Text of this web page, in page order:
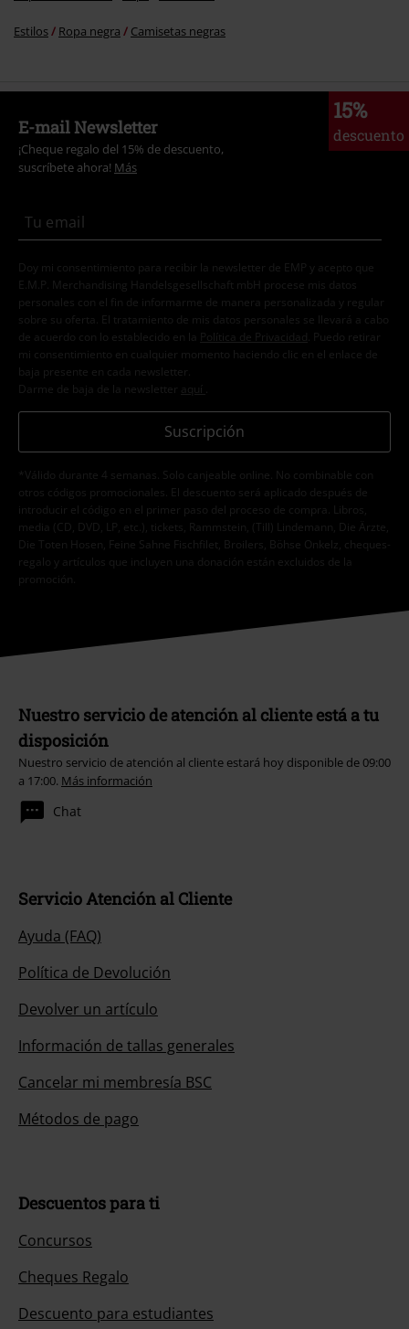
Estilos Ropa negra Camisetas negras
15%
descuento
E-mail Newsletter
¡Cheque regalo del 15% de descuento,
suscríbete ahora! Más
Doy mi consentimiento para recibir la newsletter de EMP y acepto que
E.M.P. Merchandising Handelsgesellschaft mbH procese mis datos
personales con el fin de informarme de manera personalizada y regular
sobre su oferta. El tratamiento de mis datos personales se llevará a cabo
de acuerdo con lo establecido en la
Política de Privacidad . Puedo retirar
mi consentimiento en cualquier momento haciendo clic en el enlace de
baja presente en cada newsletter.
Darme de baja de la newsletter
aquí
Suscripción
*Válido durante 4 semanas. Solo canjeable online. No combinable con
otros códigos promocionales. El descuento será aplicado después de
introducir el código en el primer paso del proceso de compra. Libros,
media (CD, DVD, LP, etc.), tickets, Rammstein, (Till) Lindemann, Die Ärzte,
Die Toten Hosen, Feine Sahne Fischfilet, Broilers, Böhse Onkelz, cheques-
regalo y artículos que incluyen una donación están excluidos de la
promoción.
Nuestro servicio de atención al cliente está a tu
disposición
Nuestro servicio de atención al cliente estará hoy disponible de 09:00
a 17:00. Más información
Chat
Servicio Atención al Cliente
Ayuda (FAQ)
Política de Devolución
Devolver un artículo
Información de tallas generales
Cancelar mi membresía BSC
Métodos de pago
Descuentos para ti
Concursos
Cheques Regalo
Descuento para estudiantes